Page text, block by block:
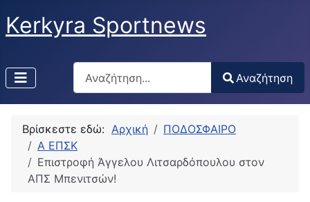
Kerkyra Sportnews
Αναζήτηση
Type 2 or more characters for results.
Αναζήτηση
Βρίσκεστε εδώ: Αρχική
ΠΟΔΟΣΦΑΙΡΟ
Α ΕΠΣΚ
Επιστροφή Άγγελου Λιτσαρδόπουλου στον
ΑΠΣ Μπενιτσών!